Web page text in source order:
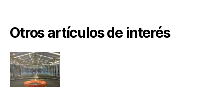
Otros artículos de interés